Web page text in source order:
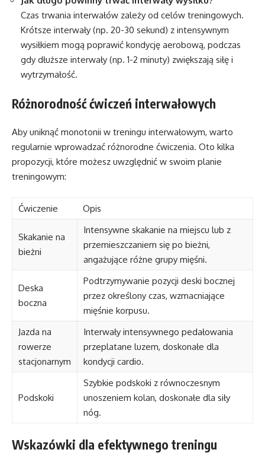
Czas trwania interwałów zależy od celów treningowych.
Krótsze interwały (np. 20-30 sekund) z intensywnym
wysiłkiem mogą poprawić kondycję aerobową, podczas
gdy dłuższe interwały (np. 1-2 minuty) zwiększają siłę i
wytrzymałość.
Różnorodność ćwiczeń interwałowych
Aby uniknąć monotonii w treningu interwałowym, warto
regularnie wprowadzać różnorodne ćwiczenia. Oto kilka
propozycji, które możesz uwzględnić w swoim planie
treningowym:
Ćwiczenie Opis
Skakanie na
bieżni
Intensywne skakanie na miejscu lub z
przemieszczaniem się po bieżni,
angażujące różne grupy mięśni.
Deska
boczna
Podtrzymywanie pozycji deski bocznej
przez określony czas, wzmacniające
mięśnie korpusu.
Jazda na
rowerze
stacjonarnym
Interwały intensywnego pedałowania
przeplatane luzem, doskonałe dla
kondycji cardio.
Podskoki
Szybkie podskoki z równoczesnym
unoszeniem kolan, doskonałe dla siły
nóg.
Wskazówki dla efektywnego treningu